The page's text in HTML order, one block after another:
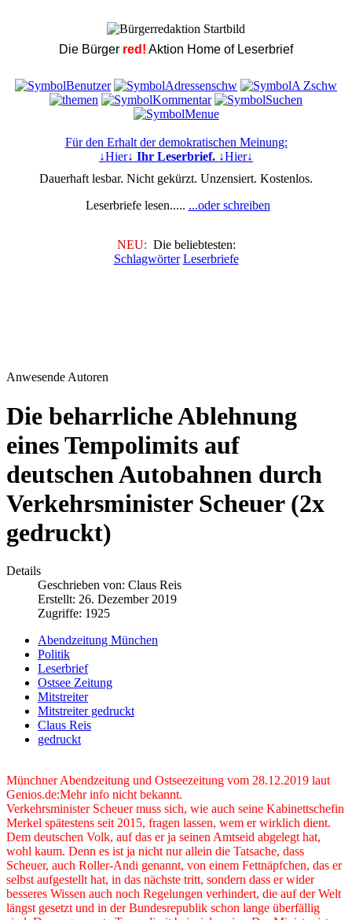
Die Bürger red! Aktion Home of Leserbrief
Für den Erhalt der demokratischen Meinung:
↓Hier↓ Ihr Leserbrief. ↓Hier↓
Dauerhaft lesbar. Nicht gekürzt. Unzensiert. Kostenlos.
Leserbriefe lesen..... ...oder schreiben
NEU: Die beliebtesten:
Schlagwörter Leserbriefe
Anwesende Autoren
Die beharrliche Ablehnung
eines Tempolimits auf
deutschen Autobahnen durch
Verkehrsminister Scheuer (2x
gedruckt)
Details
Geschrieben von: Claus Reis
Erstellt: 26. Dezember 2019
Zugriffe: 1925
Abendzeitung München
Politik
Leserbrief
Ostsee Zeitung
Mitstreiter
Mitstreiter gedruckt
Claus Reis
gedruckt
Münchner Abendzeitung und Ostseezeitung vom 28.12.2019 laut
Genios.de:Mehr info nicht bekannt.
Verkehrsminister Scheuer muss sich, wie auch seine Kabinettschefin
Merkel spätestens seit 2015, fragen lassen, wem er wirklich dient.
Dem deutschen Volk, auf das er ja seinen Amtseid abgelegt hat,
wohl kaum. Denn es ist ja nicht nur allein die Tatsache, dass
Scheuer, auch Roller-Andi genannt, von einem Fettnäpfchen, das er
selbst aufgestellt hat, in das nächste tritt, sondern dass er wider
besseres Wissen auch noch Regelungen verhindert, die auf der Welt
längst gesetzt und in der Bundesrepublik schon lange überfällig